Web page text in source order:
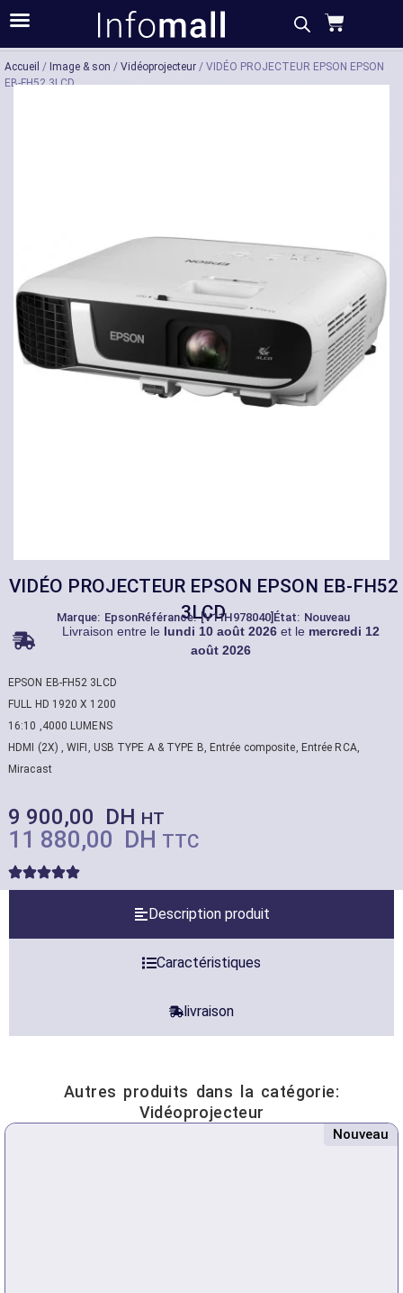
Acheter Description Caractéristiques
Accueil / Image & son / Vidéoprojecteur / VIDÉO PROJECTEUR EPSON EPSON
EB-FH52 3LCD
VIDÉO PROJECTEUR EPSON EPSON EB-FH52
3LCD
Marque: EpsonRéférance: [V11H978040] État: Nouveau
Livraison entre le lundi 10 août 2026et le mercredi 12
août 2026
EPSON EB-FH52 3LCD
FULL HD 1920 X 1200
16:10 ,4000 LUMENS
HDMI (2X) , WIFI, USB TYPE A & TYPE B, Entrée composite, Entrée RCA,
Miracast
9 900,00 DH HT
11 880,00 DH TTC
Description produit
Caractéristiques
livraison
Autres produits dans la catégorie:
Vidéoprojecteur
Nouveau